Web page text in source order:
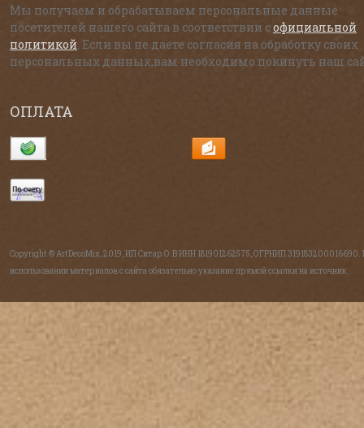
Мы получаем и обрабатываем персональные данные
посетителей нашего сайта в соответствии софициальной
политикой . Если вы не даете согласия на обработку своих
персональных данных,вам необходимо покинуть наш
ОПЛАТА
Copyright © ArtDecoMix, 2019, ИП Ситар О.В ИНН 181901262575, ОГРНИП 319183200016690.
использовании материалов с сайта обязательно указание прямой ссылки на источник.